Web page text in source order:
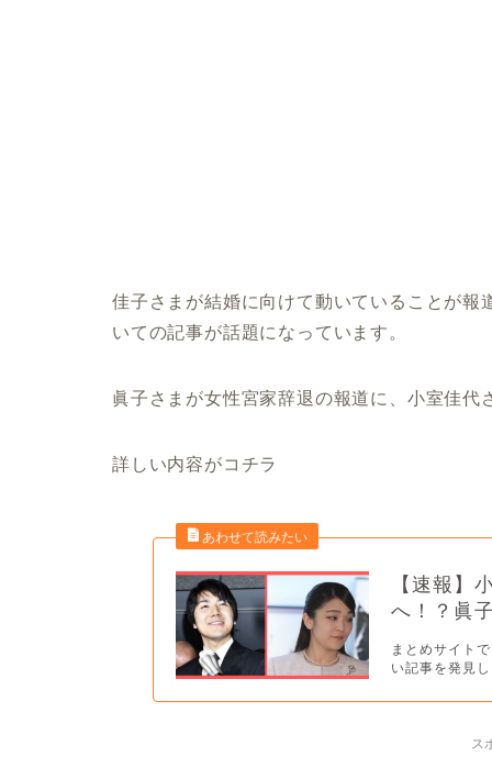
佳子さまが結婚に向けて動いていることが
いての記事が話題になっています。
眞子さまが女性宮家辞退の報道に、小室佳
詳しい内容がコチラ
【速報】
へ！？眞
まとめサイト
い記事を発見
ス